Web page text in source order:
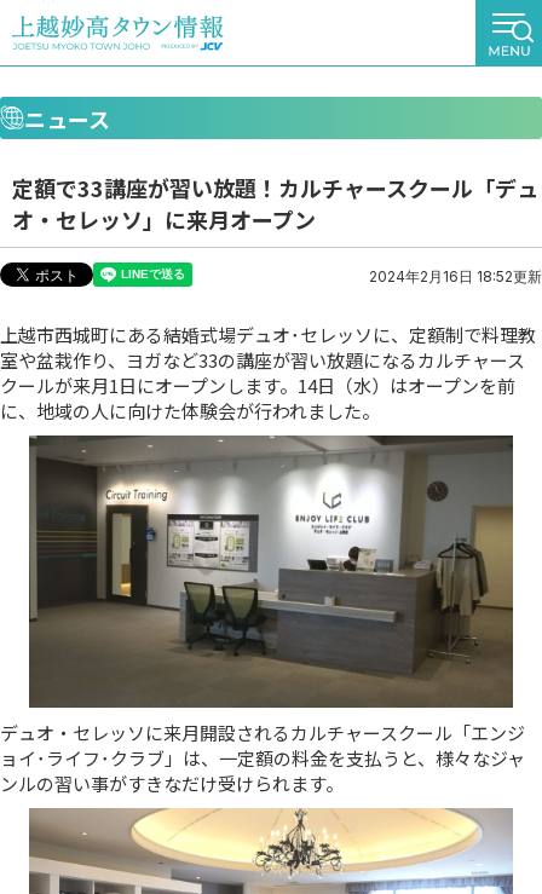
ニュース
定額で33講座が習い放題！カルチャースクール「デュ
オ・セレッソ」に来月オープン
2024年2月16日 18:52更新
上越市西城町にある結婚式場デュオ･セレッソに、定額制で料理教
室や盆栽作り、ヨガなど33の講座が習い放題になるカルチャース
クールが来月1日にオープンします。14日（水）はオープンを前
に、地域の人に向けた体験会が行われました。
デュオ・セレッソに来月開設されるカルチャースクール「エンジ
ョイ･ライフ･クラブ」は、一定額の料金を支払うと、様々なジャ
ンルの習い事がすきなだけ受けられます。